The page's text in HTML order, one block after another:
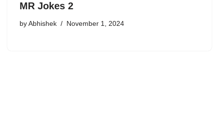
MR Jokes 2
by Abhishek November 1, 2024